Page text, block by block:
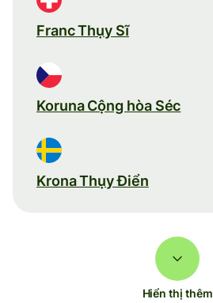
Franc Thụy Sĩ
Koruna Cộng hòa Séc
Krona Thụy Điển
Hiển thị thêm